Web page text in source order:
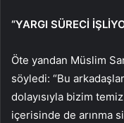
“YARGI SÜRECİ
Öte yandan Müslim
söyledi: “Bu
dolayısıyla bizim
içerisinde de arınma